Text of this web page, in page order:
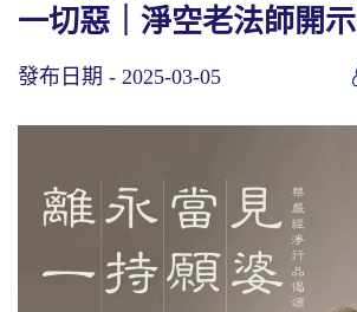
一切惡｜淨空老法師開示
發布日期 - 2025-03-05